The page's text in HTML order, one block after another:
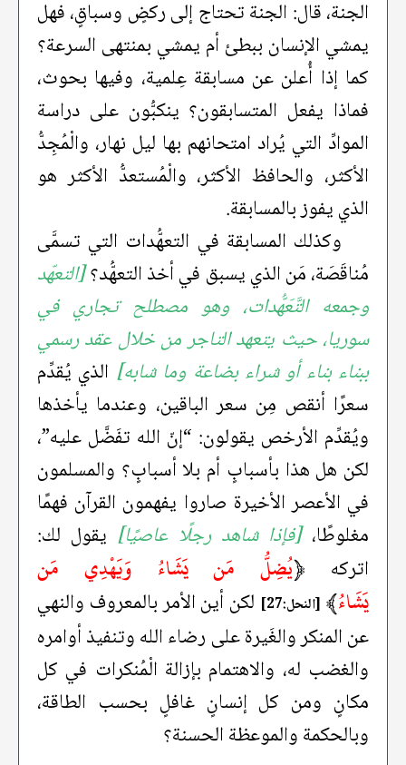
الجنة، قال: الجنة تحتاج إلى ركضٍ وسباقٍ، فهل
يمشي الإنسان ببطئ أم يمشي بمنتهى السرعة؟
كما إذا أُعلن عن مسابقة عِلمية، وفيها بحوث،
فماذا يفعل المتسابقون؟ ينكبُّون على دراسة
الموادِّ التي يُراد امتحانهم بها ليل نهار، والْمُجِدُّ
الأكثر، والحافظ الأكثر، والْمُستعدُّ الأكثر هو
الذي يفوز بالمسابقة.
وكذلك المسابقة في التعهُّدات التي تسمَّى
مُناقَصَة، مَن الذي يسبق في أخذ التعهُّد؟[التعهّد
وجمعه التَّعَهُّدات، وهو مصطلح تجاري في
سوريا، حيث يتعهد التاجر من خلال عقد رسمي
ببناء بناء أو شراء بضاعة وما شابه] الذي يُقدِّم
سعرًا أنقص مِن سعر الباقين، وعندما يأخذها
ويُقدِّم الأرخص يقولون: “إنّ الله تفَضَّل عليه”،
لكن هل هذا بأسبابٍ أم بلا أسبابٍ؟ والمسلمون
في الأعصر الأخيرة صاروا يفهمون القرآن فهمًا
مغلوطًا،[فإذا شاهد رجلًا عاصيًا] يقول لك:
اتركه ﴿يُضِلُّ مَن يَشَاءُ وَيَهْدِي مَن
يَشَاءُ﴾ [النحل:27]
لكن أين الأمر بالمعروف والنهي
عن المنكر والغَيرة على رضاء الله وتنفيذ أوامره
والغضب له، والاهتمام بإزالة الْمُنكرات في كل
مكانٍ ومن كل إنسانٍ غافلٍ بحسب الطاقة،
وبالحكمة والموعظة الحسنة؟